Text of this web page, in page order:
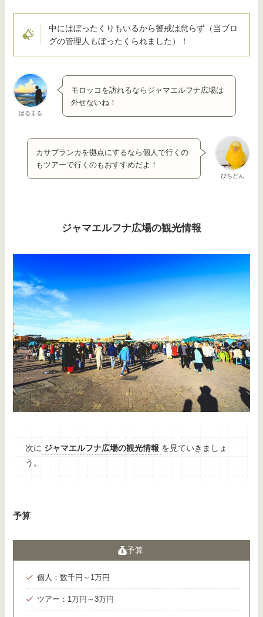
中にはぼったくりもいるから警戒は怠らず（当ブロ
グの管理人もぼったくられました）！
はるまる
モロッコを訪れるならジャマエルフナ広場は
外せないね！
ぴちどん
カサブランカを拠点にするなら個人で行くの
もツアーで行くのもおすすめだよ！
ジャマエルフナ広場の観光情報
次に ジャマエルフナ広場の観光情報 を見ていきましょ
う。
予算
予算
個人：数千円～1万円
ツアー：1万円～3万円